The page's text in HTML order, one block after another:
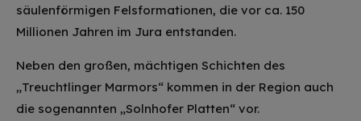
säulenförmigen Felsformationen, die vor ca. 150
Millionen Jahren im Jura entstanden.
Neben den großen, mächtigen Schichten des
„Treuchtlinger Marmors“ kommen in der Region auch
die sogenannten „Solnhofer Platten“ vor.